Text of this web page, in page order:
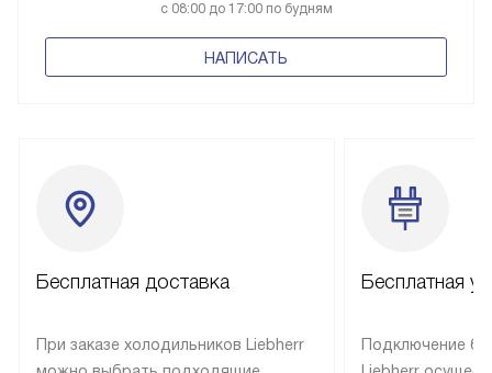
с 08:00 до 17:00 по будням
НАПИСАТЬ
Бесплатная доставка
При заказе холодильников Liebherr
Бесплатная
Подключение